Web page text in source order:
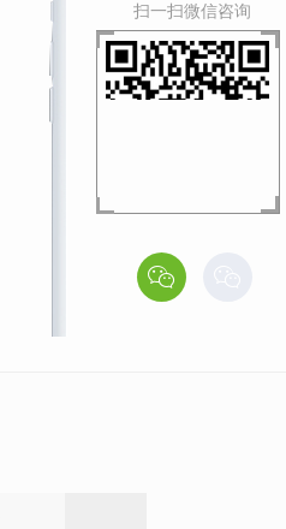
扫一扫微信咨询